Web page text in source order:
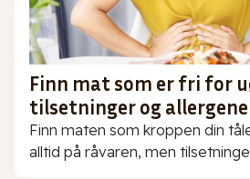
Finn mat som er fri for
tilsetninger og
Finn maten som kroppen din
alltid på råvaren, men